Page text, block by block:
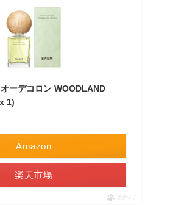
ーデコロン WOODLAND
1)
Amazon
楽天市場
ポチップ